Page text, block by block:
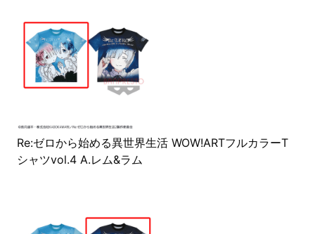
Re:ゼロから始める異世界生活 WOW!ARTフルカラーT
シャツvol.4 A.レム&ラム